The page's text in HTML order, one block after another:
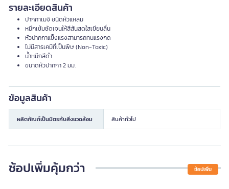
รายละเอียดสินค้า
ปากกาเมจิ ชนิดหัวแหลม
หมึกเข้มชัดเจนให้สีสันสดใสเขียนลื่น
หัวปากกาแข็งแรงสามารถทนแรงกด
ไม่มีสารเคมีที่เป็นพิษ (Non-Toxic)
น้ำหมึกสีดำ
ขนาดหัวปากกา 2 มม.
ข้อมูลสินค้า
ผลิตภัณฑ์เป็นมิตรกับสิ่งแวดล้อม สินค้าทั่วไป
ช้อปเพิ่มคุ้มกว่า ช้อปเพิ่ม